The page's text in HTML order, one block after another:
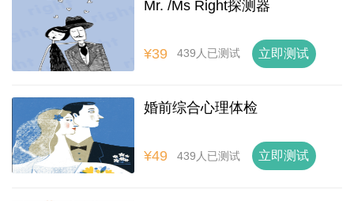
Mr. /Ms Right探测器
¥39 439人已测试 立即测试
婚前综合心理体检
¥49 439人已测试 立即测试